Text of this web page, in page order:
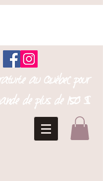
au Québec pour
de plus de 150 $